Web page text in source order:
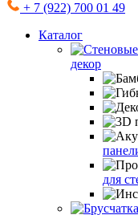
+ 7 (922) 700 01 49
Каталог
декор
для